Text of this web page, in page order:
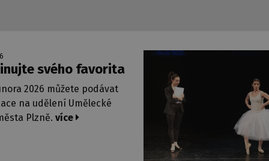
svého favorita
2026 můžete podávat
na udělení Umělecké
Plzně. více